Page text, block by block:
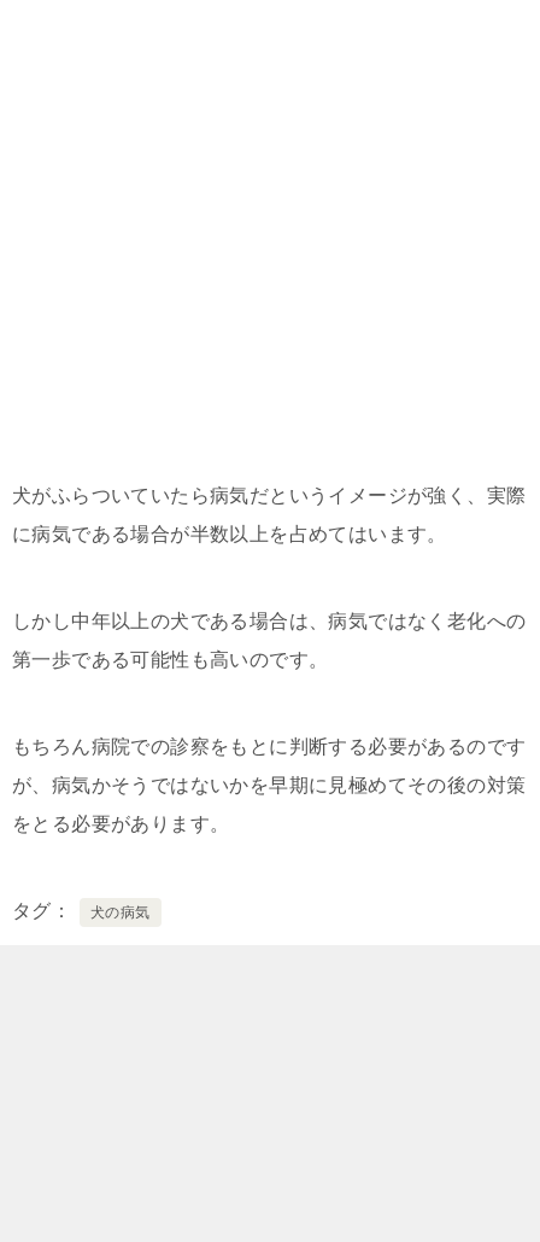
犬がふらついていたら病気だというイメージが強く、実際
に病気である場合が半数以上を占めてはいます。
しかし中年以上の犬である場合は、病気ではなく老化への
第一歩である可能性も高いのです。
もちろん病院での診察をもとに判断する必要があるのです
が、病気かそうではないかを早期に見極めてその後の対策
をとる必要があります。
タグ 犬の病気